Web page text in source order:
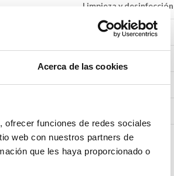
Acerca de las cookies
ofrecer funciones de redes sociales
web con nuestros partners de
que les haya proporcionado o
que
virus,
estar
ayuda
Limpieza y desinfección
Mascotas
Salud infantil
Tratamiento de aguas